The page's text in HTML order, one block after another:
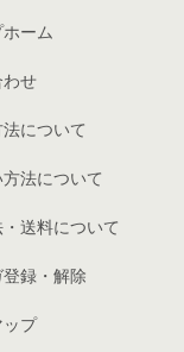
ーム
わせ
について
法について
送料について
登録・解除
ップ